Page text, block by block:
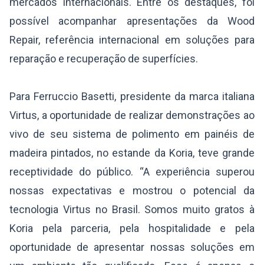
possível acompanhar apresentações da Wood
Repair, referência internacional em soluções para
reparação e recuperação de superfícies.
Para Ferruccio Basetti, presidente da marca italiana
Virtus, a oportunidade de realizar demonstrações ao
vivo de seu sistema de polimento em painéis de
madeira pintados, no estande da Koria, teve grande
receptividade do público. “A experiência superou
nossas expectativas e mostrou o potencial da
tecnologia Virtus no Brasil. Somos muito gratos à
Koria pela parceria, pela hospitalidade e pela
oportunidade de apresentar nossas soluções em